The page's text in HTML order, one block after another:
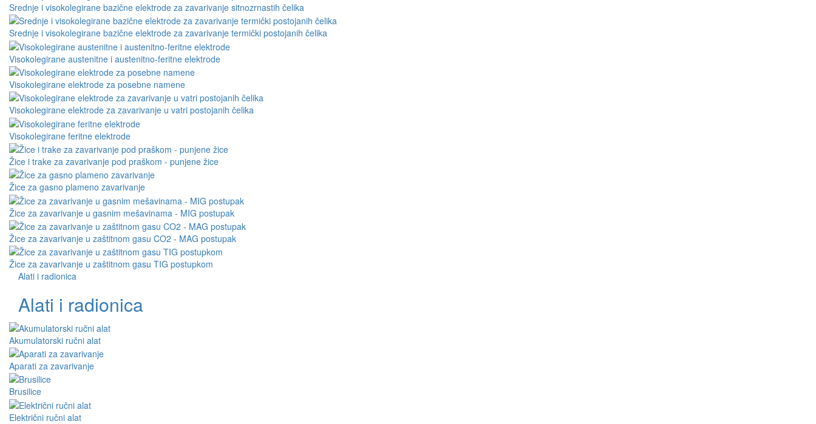
Srednje i visokolegirane bazične elektrode za zavarivanje sitnozrnastih čelika
Srednje i visokolegirane bazične elektrode za zavarivanje termički postojanih čelika
Visokolegirane austenitne i austenitno-feritne elektrode
Visokolegirane elektrode za posebne namene
Visokolegirane elektrode za zavarivanje u vatri postojanih čelika
Visokolegirane feritne elektrode
Žice i trake za zavarivanje pod praškom - punjene žice
Žice za gasno plameno zavarivanje
Žice za zavarivanje u gasnim mešavinama - MIG postupak
Žice za zavarivanje u zaštitnom gasu CO2 - MAG postupak
Žice za zavarivanje u zaštitnom gasu TIG postupkom
Alati i radionica
Alati i radionica
Akumulatorski ručni alat
Aparati za zavarivanje
Brusilice
Električni ručni alat